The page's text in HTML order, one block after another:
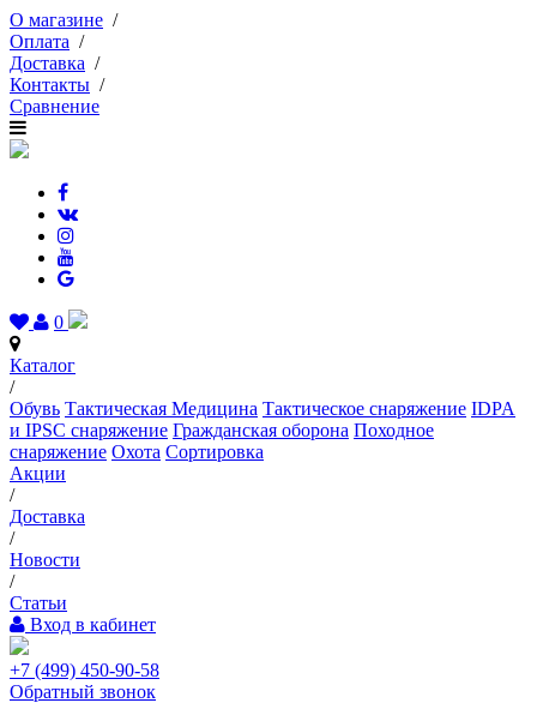
О магазине /
Оплата /
Доставка /
Контакты /
Сравнение
0
Каталог
/
Обувь Тактическая Медицина Тактическое снаряжение IDPA
и IPSC снаряжение Гражданская оборона Походное
снаряжение Охота Сортировка
Акции
/
Доставка
/
Новости
/
Статьи
Вход в кабинет
+7 (499) 450-90-58
Обратный звонок